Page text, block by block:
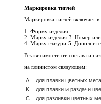
Маркировка тиглей
Маркировка тиглей включает в
1. Форму изделия.
2. Марку изделия.3. Номер или
4. Марку глазури.5.
В зависимости от состава и
на глинистом связующем:
А
для плавки цветных
K
для плавки и раздачи
C
для разливки цветных